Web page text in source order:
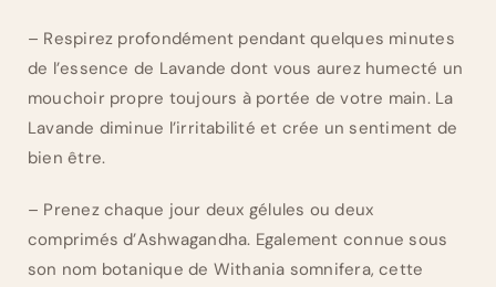
– Respirez profondément pendant quelques minutes
de l’essence de Lavande dont vous aurez humecté un
mouchoir propre toujours à portée de votre main. La
Lavande diminue l’irritabilité et crée un sentiment de
bien être.
– Prenez chaque jour deux gélules ou deux
comprimés d’Ashwagandha. Egalement connue sous
son nom botanique de Withania somnifera, cette